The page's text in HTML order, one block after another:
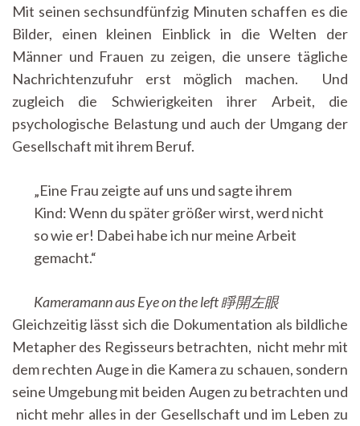
Mit seinen sechsundfünfzig Minuten schaffen es die
Bilder, einen kleinen Einblick in die Welten der
Männer und Frauen zu zeigen, die unsere tägliche
Nachrichtenzufuhr erst möglich machen. Und
zugleich die Schwierigkeiten ihrer Arbeit, die
psychologische Belastung und auch der Umgang der
Gesellschaft mit ihrem Beruf.
„Eine Frau zeigte auf uns und sagte ihrem
Kind: Wenn du später größer wirst, werd nicht
so wie er! Dabei habe ich nur meine Arbeit
gemacht.“
Kameramann aus Eye on the left 睜開左眼
Gleichzeitig lässt sich die Dokumentation als bildliche
Metapher des Regisseurs betrachten, nicht mehr mit
dem rechten Auge in die Kamera zu schauen, sondern
seine Umgebung mit beiden Augen zu betrachten und
nicht mehr alles in der Gesellschaft und im Leben zu